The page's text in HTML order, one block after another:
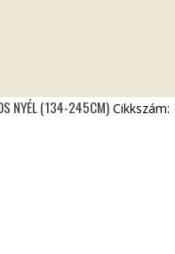
NYÉL (134-245CM) Cikkszám: